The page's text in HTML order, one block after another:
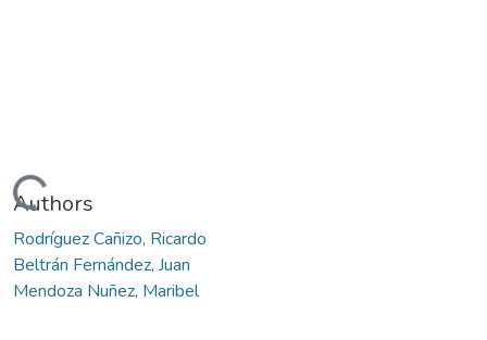
Cargando...
Authors
Rodríguez Cañizo, Ricardo
Beltrán Fernández, Juan
Mendoza Nuñez, Maribel